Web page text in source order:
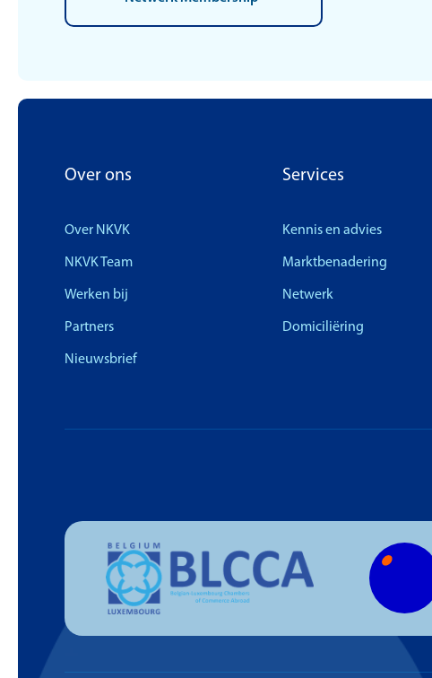
Over ons
Over NKVK
NKVK Team
Werken bij
Partners
Nieuwsbrief
Services
Kennis en advies
Marktbenadering
Netwerk
Domiciliëring